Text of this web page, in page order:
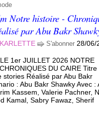
Notre histoire -
par Abu Bakr
S'abonner 28/06/
1er JUILLET 2026 NOTRE
DU CAIRE Titre
stories Réalisé par Abu Bakr
: Abu Bakr Shawky Avec :
Kassem, Valerie Pachner,
Kamal, Sabry Fawaz, Sherif